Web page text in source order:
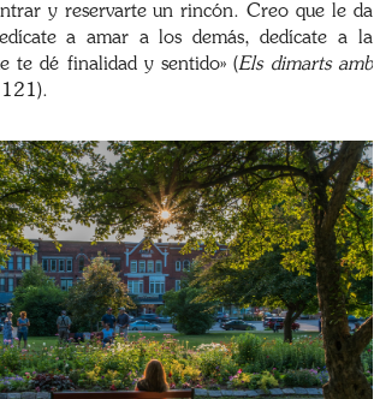
y reservarte un rincón. Creo que le da
a amar a los demás, dedícate a la
te dé finalidad y sentido» (Els dimarts amb